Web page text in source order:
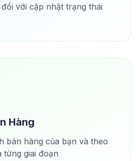
với cập nhật trạng thái
Hàng
bán hàng của bạn và theo
từng giai đoạn